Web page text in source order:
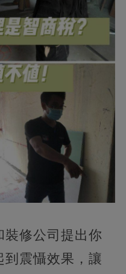
裝修公司提出你
震懾效果，讓